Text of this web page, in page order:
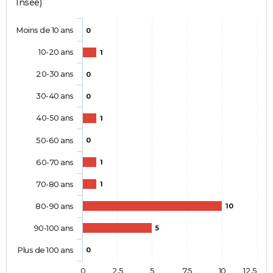
Insee)
0
1
0
0
1
0
1
1
10
5
0
Moins de 10 ans
10-20 ans
20-30 ans
30-40 ans
40-50 ans
50-60 ans
60-70 ans
70-80 ans
80-90 ans
90-100 ans
Plus de 100 ans
0 10
2,5 5 7,5 12,5